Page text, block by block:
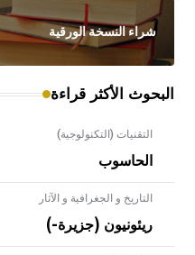
شراء النسخة الورقية
البحوث الأكثر قراءة
التقنيات (التكنولوجية)
الحاسوب
التاريخ و الجغرافية و الآثار
ريئونيون (جزيرة-)